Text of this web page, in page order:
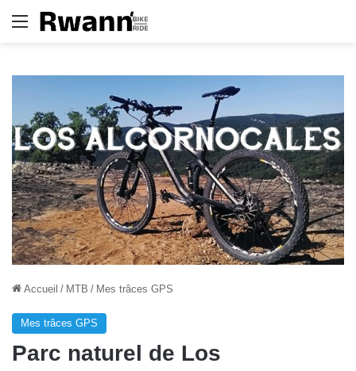
Menu
Accueil / MTB / Mes trâces GPS
Mes trâces GPS
Parc naturel de Los